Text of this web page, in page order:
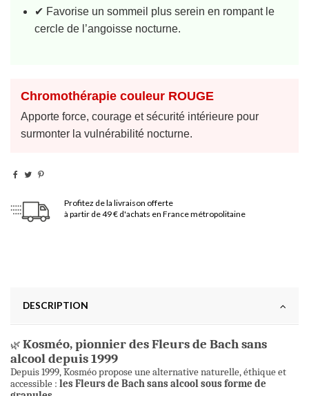
✔ Favorise un sommeil plus serein en rompant le
cercle de l’angoisse nocturne.
Chromothérapie couleur ROUGE
Apporte force, courage et sécurité intérieure pour
surmonter la vulnérabilité nocturne.
Profitez de la livraison offerte
à partir de 49 € d'achats en France métropolitaine
DESCRIPTION
🌿 Kosméo, pionnier des Fleurs de Bach sans
alcool depuis 1999
Depuis 1999, Kosméo propose une alternative naturelle, éthique et
accessible : les Fleurs de Bach sans alcool sous forme de